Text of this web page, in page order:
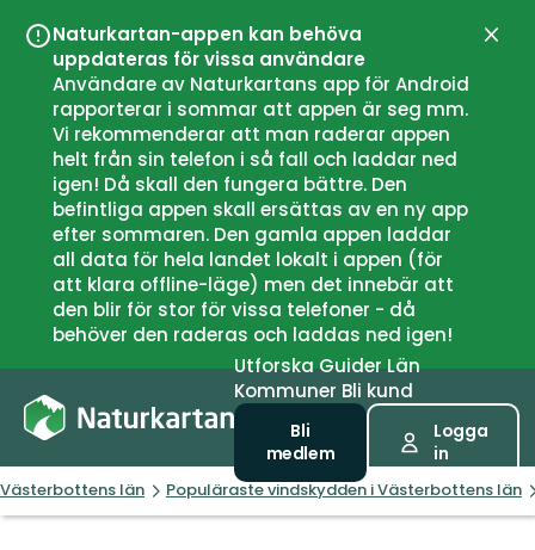
Naturkartan-appen kan behöva
uppdateras för vissa användare
Användare av Naturkartans app för Android
rapporterar i sommar att appen är seg mm.
Vi rekommenderar att man raderar appen
helt från sin telefon i så fall och laddar ned
igen! Då skall den fungera bättre. Den
befintliga appen skall ersättas av en ny app
efter sommaren. Den gamla appen laddar
all data för hela landet lokalt i appen (för
att klara offline-läge) men det innebär att
den blir för stor för vissa telefoner - då
behöver den raderas och laddas ned igen!
UtforskaGuiderLän
Kommuner Bli kund
Bli
medlem
Logga
in
Västerbottens län Populäraste vindskydden i Västerbottens län